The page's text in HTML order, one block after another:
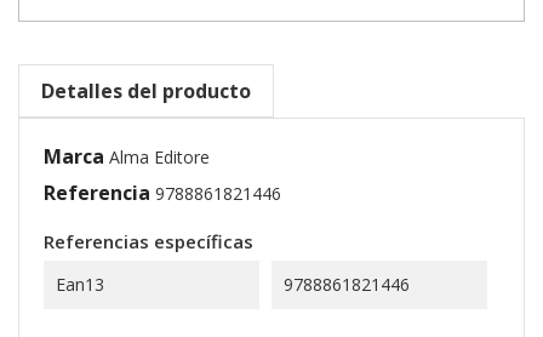
Detalles del producto
Marca Alma Editore
Referencia 9788861821446
Referencias específicas
Ean13 9788861821446